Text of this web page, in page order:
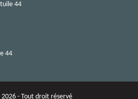
44
44
- Tout droit réservé